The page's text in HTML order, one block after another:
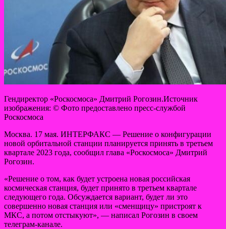
Гендиректор «Роскосмоса» Дмитрий Рогозин.Источник
изображения: © Фото предоставлено пресс-службой
Роскосмоса
Москва. 17 мая. ИНТЕРФАКС — Решение о конфигурации
новой орбитальной станции планируется принять в третьем
квартале 2023 года, сообщил глава «Роскосмоса» Дмитрий
Рогозин.
«Решение о том, как будет устроена новая российская
космическая станция, будет принято в третьем квартале
следующего года. Обсуждается вариант, будет ли это
совершенно новая станция или «сменщицу» пристроят к
МКС, а потом отстыкуют», — написал Рогозин в своем
телеграм-канале.